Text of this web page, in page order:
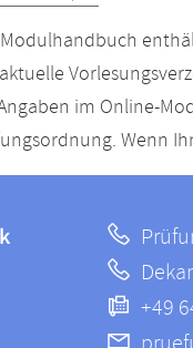
im Online-
Wenn
+49